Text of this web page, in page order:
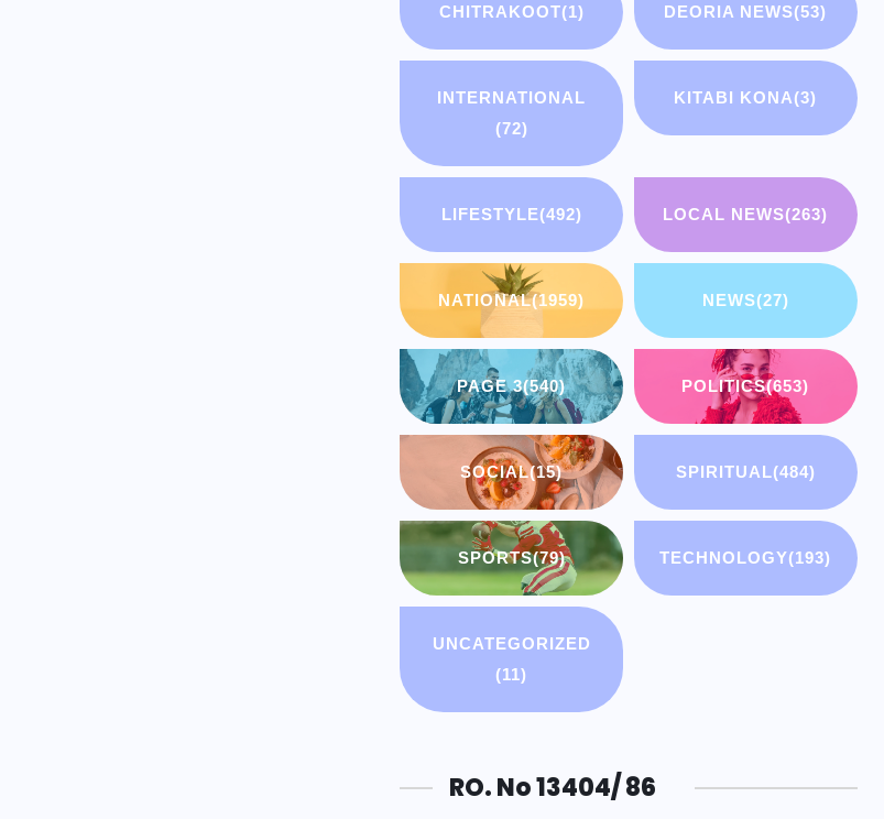
CHITRAKOOT(1) DEORIA NEWS(53)
INTERNATIONAL
(72)
KITABI KONA(3)
LIFESTYLE(492) LOCAL NEWS(263)
NATIONAL(1959) NEWS(27)
PAGE 3(540) POLITICS(653)
SOCIAL(15) SPIRITUAL(484)
SPORTS(79) TECHNOLOGY(193)
UNCATEGORIZED
(11)
RO. No 13404/ 86